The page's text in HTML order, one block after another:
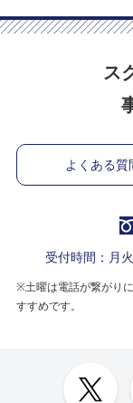
ス
よくある質
受付時間：月
※土曜は電話が繋がり
すすめです。